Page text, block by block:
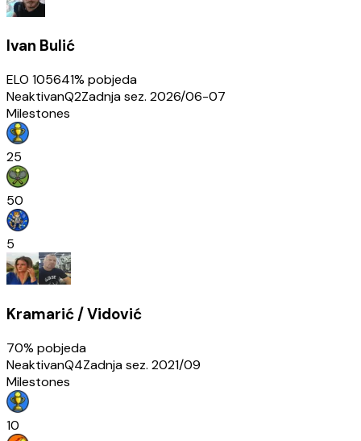
Ivan Bulić
ELO 105641% pobjeda
NeaktivanQ2Zadnja sez. 2026/06-07
Milestones
25
50
5
Kramarić / Vidović
70% pobjeda
NeaktivanQ4Zadnja sez. 2021/09
Milestones
10